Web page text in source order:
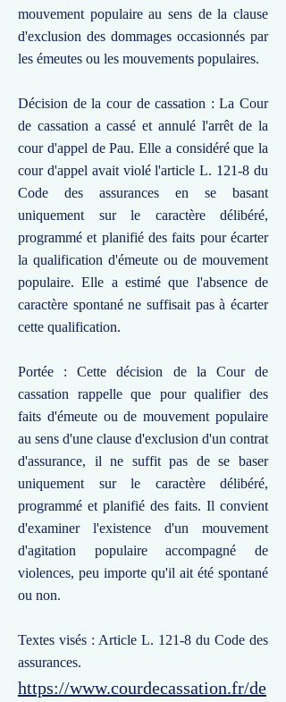
mouvement populaire au sens de la clause
d'exclusion des dommages occasionnés par
les émeutes ou les mouvements populaires.
Décision de la cour de cassation : La Cour
de cassation a cassé et annulé l'arrêt de la
cour d'appel de Pau. Elle a considéré que la
cour d'appel avait violé l'article L. 121-8 du
Code des assurances en se basant
uniquement sur le caractère délibéré,
programmé et planifié des faits pour écarter
la qualification d'émeute ou de mouvement
populaire. Elle a estimé que l'absence de
caractère spontané ne suffisait pas à écarter
cette qualification.
Portée : Cette décision de la Cour de
cassation rappelle que pour qualifier des
faits d'émeute ou de mouvement populaire
au sens d'une clause d'exclusion d'un contrat
d'assurance, il ne suffit pas de se baser
uniquement sur le caractère délibéré,
programmé et planifié des faits. Il convient
d'examiner l'existence d'un mouvement
d'agitation populaire accompagné de
violences, peu importe qu'il ait été spontané
ou non.
Textes visés : Article L. 121-8 du Code des
assurances.
https://www.courdecassation.fr/de